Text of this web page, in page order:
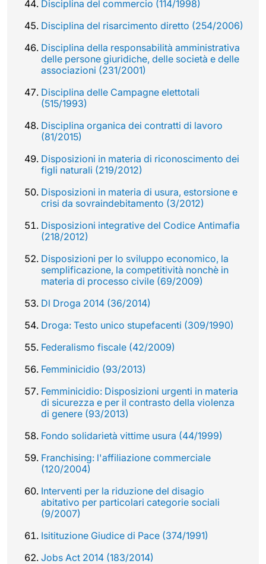
Disciplina del commercio (114/1998)
Disciplina del risarcimento diretto (254/2006)
Disciplina della responsabilità amministrativa
delle persone giuridiche, delle società e delle
associazioni (231/2001)
Disciplina delle Campagne elettotali
(515/1993)
Disciplina organica dei contratti di lavoro
(81/2015)
Disposizioni in materia di riconoscimento dei
figli naturali (219/2012)
Disposizioni in materia di usura, estorsione e
crisi da sovraindebitamento (3/2012)
Disposizioni integrative del Codice Antimafia
(218/2012)
Disposizioni per lo sviluppo economico, la
semplificazione, la competitività nonchè in
materia di processo civile (69/2009)
Dl Droga 2014 (36/2014)
Droga: Testo unico stupefacenti (309/1990)
Federalismo fiscale (42/2009)
Femminicidio (93/2013)
Femminicidio: Disposizioni urgenti in materia
di sicurezza e per il contrasto della violenza
di genere (93/2013)
Fondo solidarietà vittime usura (44/1999)
Franchising: l'affiliazione commerciale
(120/2004)
Interventi per la riduzione del disagio
abitativo per particolari categorie sociali
(9/2007)
Isitituzione Giudice di Pace (374/1991)
Jobs Act 2014 (183/2014)